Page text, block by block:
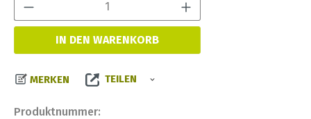
IN DEN WARENKORB
MERKEN TEILEN
Produktnummer: